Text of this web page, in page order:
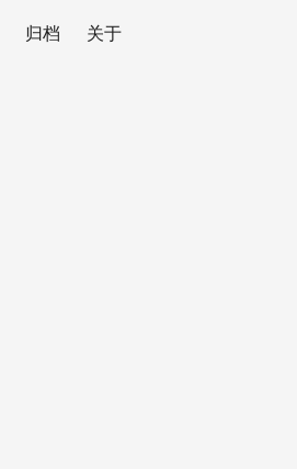
归档 关于